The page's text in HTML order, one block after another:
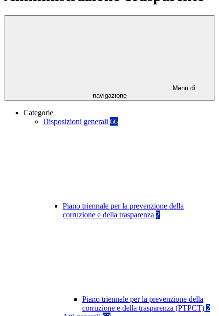
Menu di
navigazione
Categorie
Disposizioni generali 66
Piano triennale per la prevenzione della
corruzione e della trasparenza 2
Piano triennale per la prevenzione della
corruzione e della trasparenza (PTPCT) 2